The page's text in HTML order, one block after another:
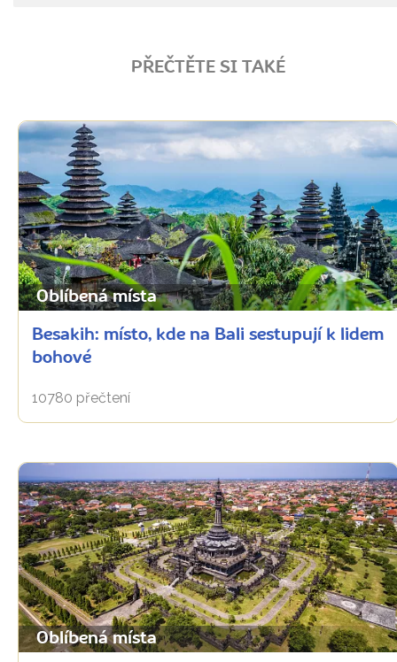
PŘEČTĚTE SI TAKÉ
Oblíbená místa
Besakih: místo, kde na Bali sestupují k lidem
bohové
10780 přečtení
Oblíbená místa